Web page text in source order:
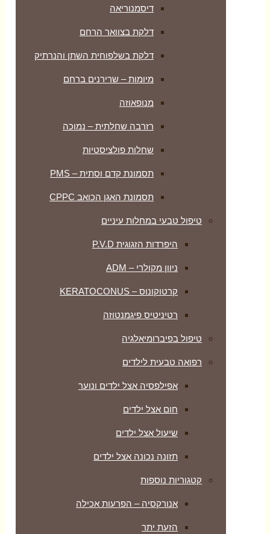
דיסמנוריאה
דלקת בצוואר הרחם
דלקת בשלפוחית השתן והנרתיק
מיומות – שרירנים ברחם
מנופאוזה
רזרבה שחלתית – נמוכה
שחלות פולציסטיות
תסמונת קדם וסתית – PMS
תסמונת האגן הכואב CPPC
טיפול טבעי במחלות עיניים
היפרדות הזגוגית P.V.D
ניוון מקולרי – ADM
קרטוקונוס – KERATOCONUS
רטיניטיס פיגמנטוזה
טיפול בפיברומיאלגיה
רפואה טבעית לילדים
אפילפסיה אצל ילדים ונוער
חום אצל ילדים
שיעול אצל ילדים
תזונה נכונה אצל ילדים
קטגוריות נוספות
אנורקסיה – הפרעות אכילה
הזעת יתר